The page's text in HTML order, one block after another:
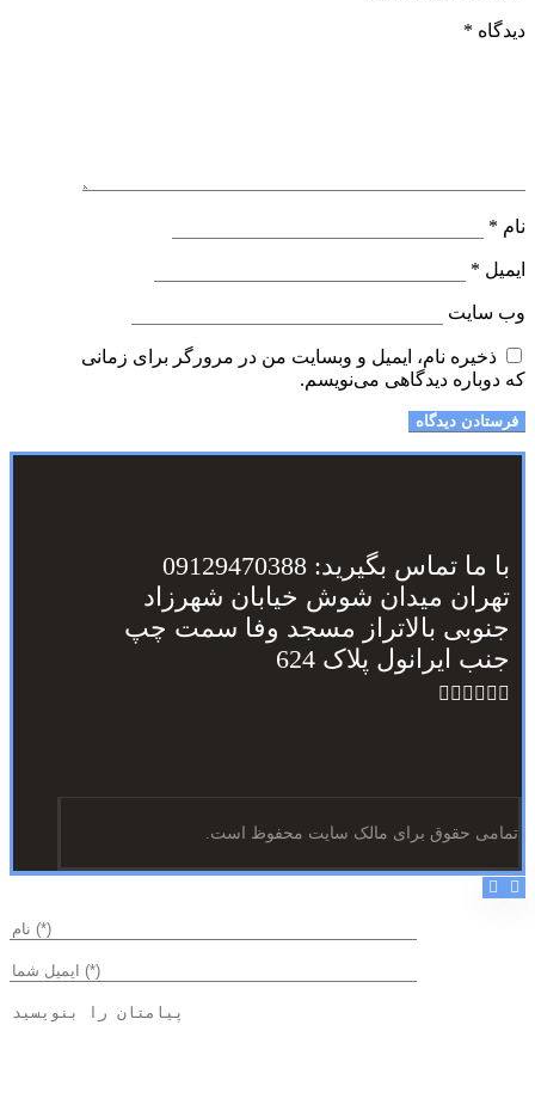
دیدگاه *
نام *
ایمیل *
وب‌ سایت
ذخیره نام، ایمیل و وبسایت من در مرورگر برای زمانی
که دوباره دیدگاهی می‌نویسم.
با ما تماس بگیرید: 09129470388
تهران میدان شوش خیابان شهرزاد
جنوبی بالاتراز مسجد وفا سمت چپ
جنب ایرانول پلاک 624
تمامی حقوق برای مالک سایت محفوظ است.